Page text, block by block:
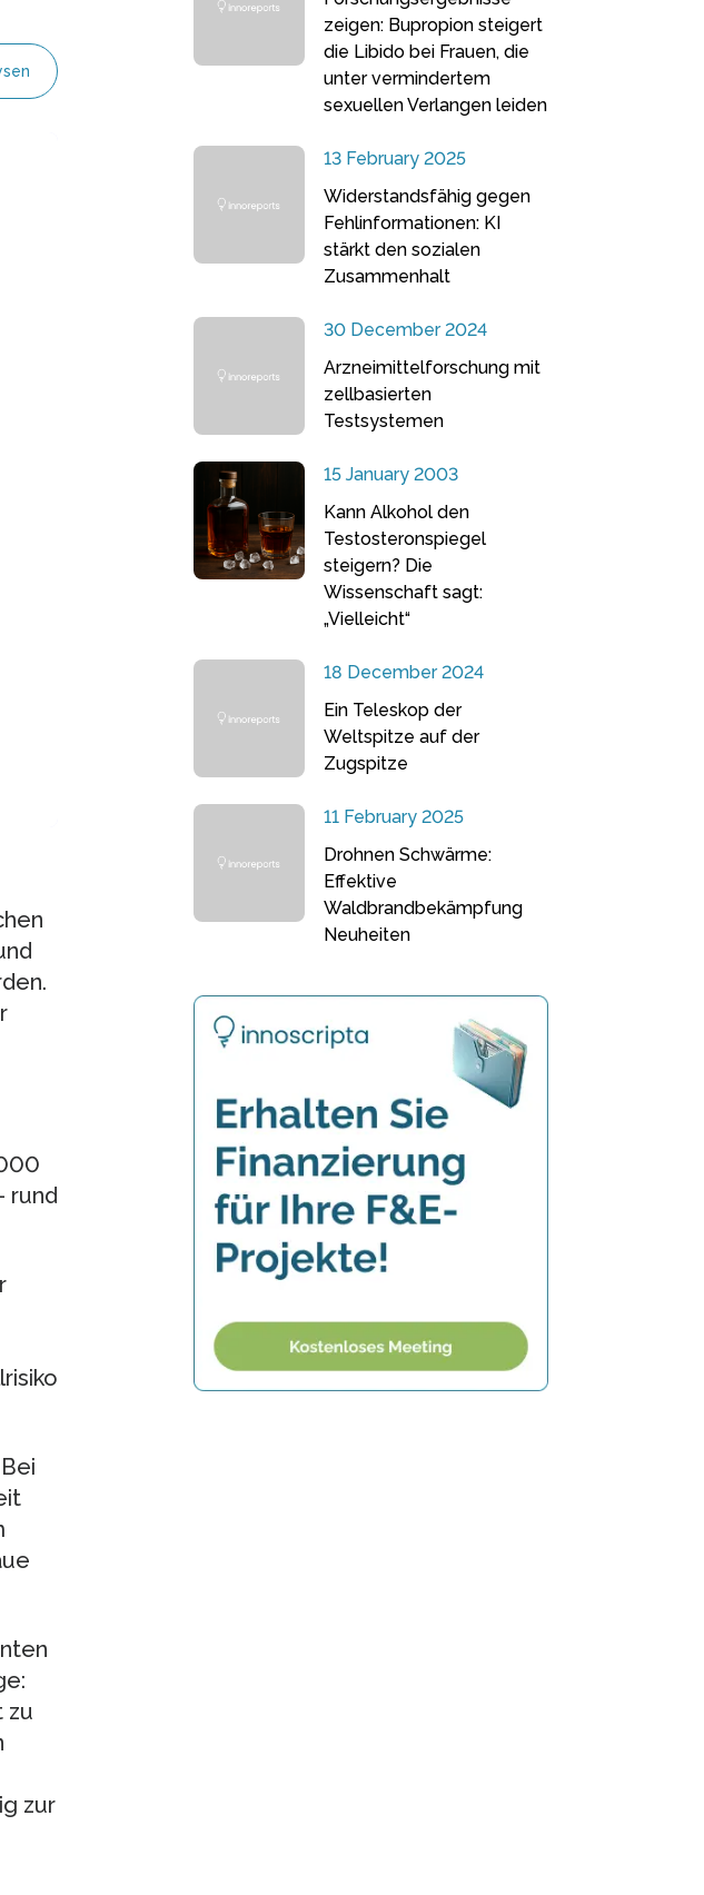
rund
zu
zur
zeigen: Bupropion steigert
die Libido bei Frauen, die
unter vermindertem
sexuellen Verlangen leiden
13 February 2025
Widerstandsfähig gegen
Fehlinformationen: KI
stärkt den sozialen
Zusammenhalt
30 December 2024
Arzneimittelforschung mit
zellbasierten
Testsystemen
15 January 2003
Kann Alkohol den
Testosteronspiegel
steigern? Die
Wissenschaft sagt:
„Vielleicht“
18 December 2024
Ein Teleskop der
Weltspitze auf der
Zugspitze
11 February 2025
Drohnen Schwärme:
Effektive
Waldbrandbekämpfung
Neuheiten